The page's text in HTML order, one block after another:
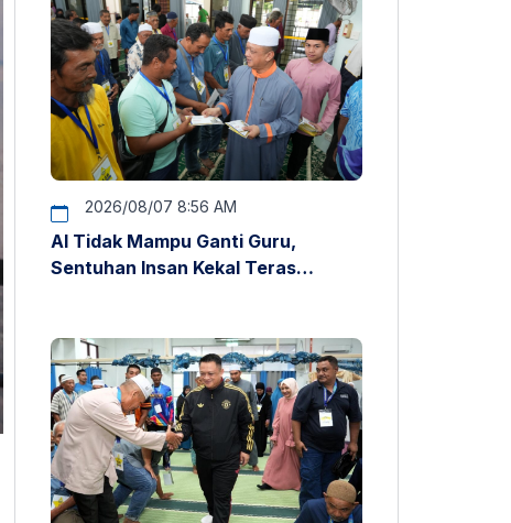
2026/08/07 8:56 AM
AI Tidak Mampu Ganti Guru,
Sentuhan Insan Kekal Teras